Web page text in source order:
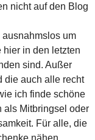
nicht auf den Blog
um
hier in den letzten
sind. Außer
die auch alle recht
ich finde schöne
als Mitbringsel oder
Für alle, die
nähen